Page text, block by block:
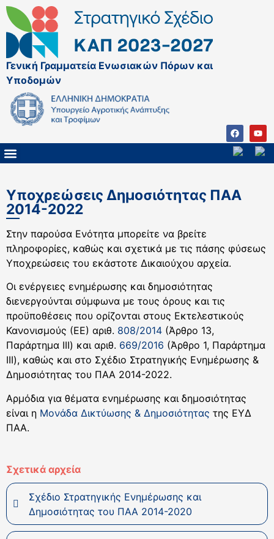
Γενική Γραμματεία Ενωσιακών Πόρων και
Υποδομών
Υποχρεώσεις Δημοσιότητας ΠΑΑ
2014-2022
Στην παρούσα Ενότητα μπορείτε να βρείτε
πληροφορίες, καθώς και σχετικά με τις πάσης φύσεως
Υποχρεώσεις του εκάστοτε Δικαιούχου αρχεία.
Οι ενέργειες ενημέρωσης και δημοσιότητας
διενεργούνται σύμφωνα με τους όρους και τις
προϋποθέσεις που ορίζονται στους Εκτελεστικούς
Κανονισμούς (ΕΕ) αριθ. 808/2014 (Άρθρο 13,
Παράρτημα ΙΙΙ) και αριθ. 669/2016 (Άρθρο 1, Παράρτημα
ΙΙΙ), καθώς και στο Σχέδιο Στρατηγικής Ενημέρωσης &
Δημοσιότητας του ΠΑΑ 2014-2022.
Αρμόδια για θέματα ενημέρωσης και δημοσιότητας
είναι η Μονάδα Δικτύωσης & Δημοσιότητας της ΕΥΔ
ΠΑΑ.
Σχετικά αρχεία
Σχέδιο Στρατηγικής Ενημέρωσης και
Δημοσιότητας του ΠΑΑ 2014-2020